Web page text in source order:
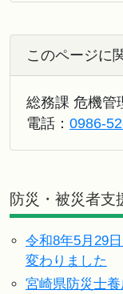
このページに
総務課 危機管
電話： 0986-
防災・被災者支
令和8年5月29
変わりました
宮崎県防災士